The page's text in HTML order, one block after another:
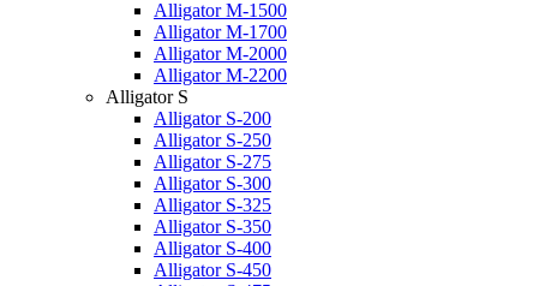
Alligator M-1500
Alligator M-1700
Alligator M-2000
Alligator M-2200
Alligator S
Alligator S-200
Alligator S-250
Alligator S-275
Alligator S-300
Alligator S-325
Alligator S-350
Alligator S-400
Alligator S-450